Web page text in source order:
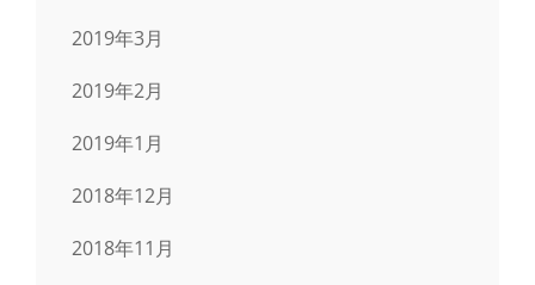
2019年3月
2019年2月
2019年1月
2018年12月
2018年11月